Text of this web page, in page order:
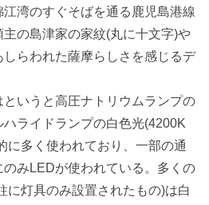
湾のすぐそばを通る鹿児島港線
の島津家の家紋(丸に十文字)や
らわれた薩摩らしさを感じるデ
いうと高圧ナトリウムランプの
ライドランプの白色光(4200K
に多く使われており、一部の通
のみLEDが使われている。多くの
に灯具のみ設置されたもの)は白